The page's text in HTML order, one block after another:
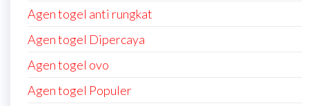
Agen togel anti rungkat
Agen togel Dipercaya
Agen togel ovo
Agen togel Populer